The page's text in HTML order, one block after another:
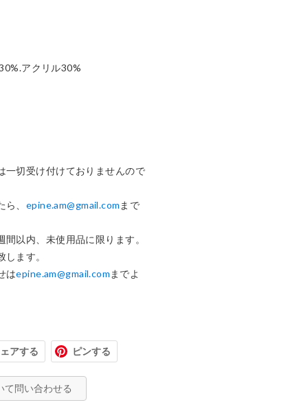
アクリル30%
一切受け付けておりませんので
、 epine.am@gmail.com まで
以内、未使用品に限ります。
ます。
はepine.am@gmail.com までよ
アする ピンする
て問い合わせる